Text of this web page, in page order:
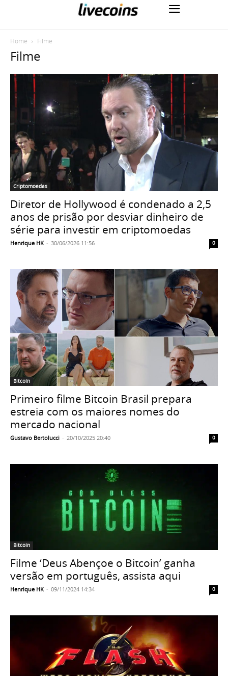
Home Filme
Filme
Criptomoedas
Diretor de Hollywood é condenado a 2,5
anos de prisão por desviar dinheiro de
série para investir em criptomoedas
Henrique HK - 30/06/2026 11:56 0
Bitcoin
Primeiro filme Bitcoin Brasil prepara
estreia com os maiores nomes do
mercado nacional
Gustavo Bertolucci - 20/10/2025 20:40 0
Bitcoin
Filme ‘Deus Abençoe o Bitcoin’ ganha
versão em português, assista aqui
Henrique HK - 09/11/2024 14:34 0